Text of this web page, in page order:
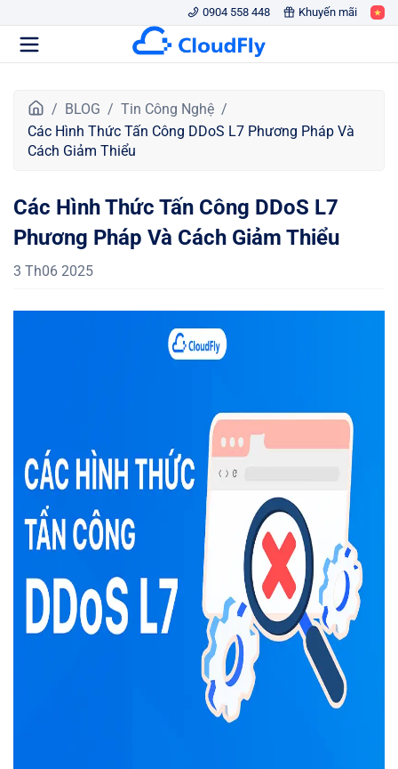
0904 558 448 Khuyến mãi
r
a
c
ủ
BLOG
Tin Công Nghệ
Các Hình Thức Tấn Công DDoS L7 Phương Pháp Và
Cách Giảm Thiểu
Các Hình Thức Tấn Công DDoS L7
Phương Pháp Và Cách Giảm Thiểu
3 Th06 2025